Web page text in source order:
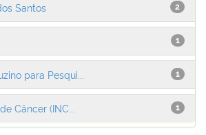
2
Santos
1
1
para Pesqui...
1
Câncer (INC...